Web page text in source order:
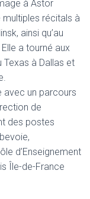
à Astor
multiples récitals à
ainsi qu’au
a tourné aux
Texas à Dallas et
avec un parcours
de
des postes
d’Enseignement
Île-de-France